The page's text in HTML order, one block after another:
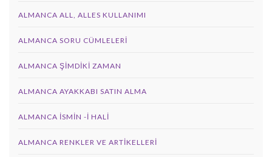
ALMANCA ALL, ALLES KULLANIMI
ALMANCA SORU CÜMLELERI
ALMANCA ŞIMDIKI ZAMAN
ALMANCA AYAKKABI SATIN ALMA
ALMANCA İSMIN -I HALI
ALMANCA RENKLER VE ARTIKELLERI